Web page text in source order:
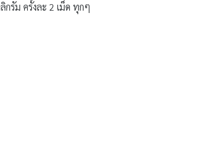
รัม ครั้งละ 2 เม็ด ทุกๆ